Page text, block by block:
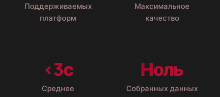
Поддерживаемых
платформ
Максимальное
качество
<3с
Среднее
Ноль
Собранных данных